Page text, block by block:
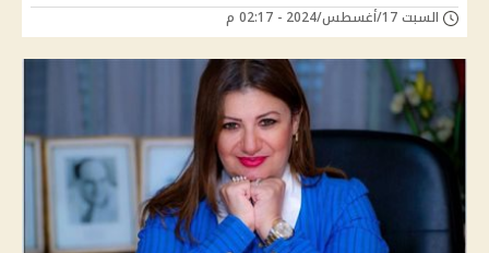
السبت 17/أغسطس/2024 - 02:17 م